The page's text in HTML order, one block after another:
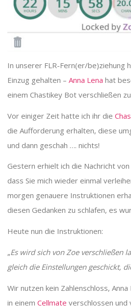
In unserer FLR-Fern(er/be)ziehung
Einzug gehalten – Anna Lena hat
einem Chastikey Bot verschließen
Vor einiger Zeit hatte ich ihr die
die Aufforderung erhalten, diese
und dann geschah …. nichts!
Gestern erhielt ich die Nachricht
dass Sie mich wieder einmal
morgen genauere Instruktionen
diesen Gedanken zu schlafen, es
Heute nun die Instruktionen:
„Es wird sich von Zoe verschließen
gleich die Einstellungen geschickt,
Wir nutzen kein Zahlenschloss,
in einem Cellmate verschlossen und